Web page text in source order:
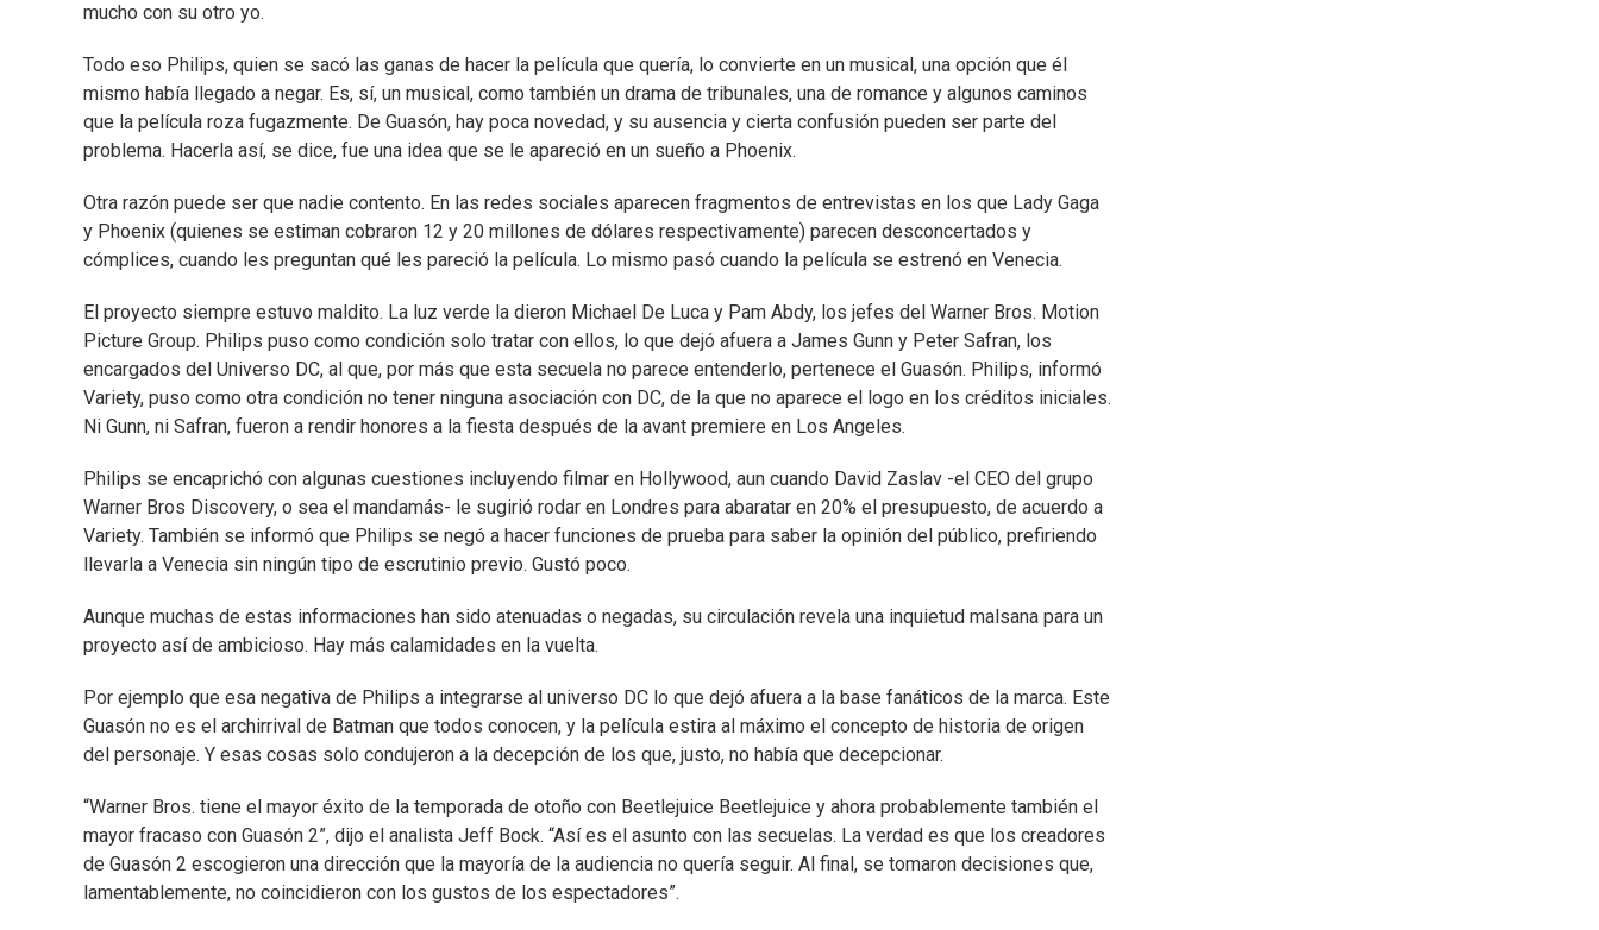
mucho con su otro yo.
Todo eso Philips, quien se sacó las ganas de hacer la película que quería, lo convierte en un musical, una opción que él
mismo había llegado a negar. Es, sí, un musical, como también un drama de tribunales, una de romance y algunos caminos
que la película roza fugazmente. De Guasón, hay poca novedad, y su ausencia y cierta confusión pueden ser parte del
problema. Hacerla así, se dice, fue una idea que se le apareció en un sueño a Phoenix.
Otra razón puede ser que nadie contento. En las redes sociales aparecen fragmentos de entrevistas en los que Lady Gaga
y Phoenix (quienes se estiman cobraron 12 y 20 millones de dólares respectivamente) parecen desconcertados y
cómplices, cuando les preguntan qué les pareció la película. Lo mismo pasó cuando la película se estrenó en Venecia.
El proyecto siempre estuvo maldito. La luz verde la dieron Michael De Luca y Pam Abdy, los jefes del Warner Bros. Motion
Picture Group. Philips puso como condición solo tratar con ellos, lo que dejó afuera a James Gunn y Peter Safran, los
encargados del Universo DC, al que, por más que esta secuela no parece entenderlo, pertenece el Guasón. Philips, informó
Variety, puso como otra condición no tener ninguna asociación con DC, de la que no aparece el logo en los créditos iniciales.
Ni Gunn, ni Safran, fueron a rendir honores a la fiesta después de la avant premiere en Los Angeles.
Philips se encaprichó con algunas cuestiones incluyendo filmar en Hollywood, aun cuando David Zaslav -el CEO del grupo
Warner Bros Discovery, o sea el mandamás- le sugirió rodar en Londres para abaratar en 20% el presupuesto, de acuerdo a
Variety. También se informó que Philips se negó a hacer funciones de prueba para saber la opinión del público, prefiriendo
llevarla a Venecia sin ningún tipo de escrutinio previo. Gustó poco.
Aunque muchas de estas informaciones han sido atenuadas o negadas, su circulación revela una inquietud malsana para un
proyecto así de ambicioso. Hay más calamidades en la vuelta.
Por ejemplo que esa negativa de Philips a integrarse al universo DC lo que dejó afuera a la base fanáticos de la marca. Este
Guasón no es el archirrival de Batman que todos conocen, y la película estira al máximo el concepto de historia de origen
del personaje. Y esas cosas solo condujeron a la decepción de los que, justo, no había que decepcionar.
“Warner Bros. tiene el mayor éxito de la temporada de otoño con Beetlejuice Beetlejuice y ahora probablemente también el
mayor fracaso con Guasón 2”, dijo el analista Jeff Bock. “Así es el asunto con las secuelas. La verdad es que los creadores
de Guasón 2 escogieron una dirección que la mayoría de la audiencia no quería seguir. Al final, se tomaron decisiones que,
lamentablemente, no coincidieron con los gustos de los espectadores”.